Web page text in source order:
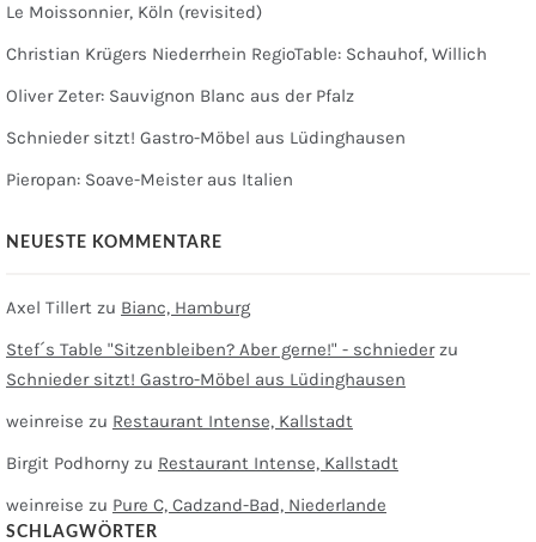
Le Moissonnier, Köln (revisited)
Christian Krügers Niederrhein RegioTable: Schauhof, Willich
Oliver Zeter: Sauvignon Blanc aus der Pfalz
Schnieder sitzt! Gastro-Möbel aus Lüdinghausen
Pieropan: Soave-Meister aus Italien
NEUESTE KOMMENTARE
Axel Tillert zu Bianc, Hamburg
Stef´s Table "Sitzenbleiben? Aber gerne!" - schniederzu
Schnieder sitzt! Gastro-Möbel aus Lüdinghausen
weinreise zu Restaurant Intense, Kallstadt
Birgit Podhorny zu Restaurant Intense, Kallstadt
weinreise zu Pure C, Cadzand-Bad, Niederlande
SCHLAGWÖRTER